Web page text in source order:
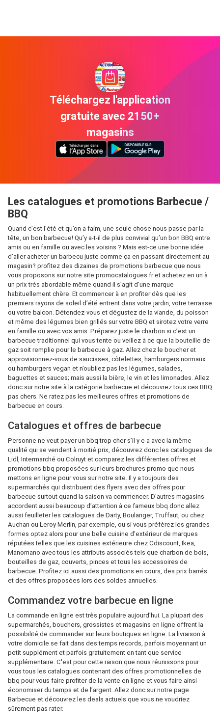
Téléchargez l'application
gratuite avec 2150+
magasins
Les catalogues et promotions Barbecue /
BBQ
Quand c’est l'été et qu’on a faim, une seule chose nous passe par la
tête, un bon barbecue! Qu’y a-t-il de plus convivial qu’un bon BBQ entre
amis ou en famille ou avec les voisins ? Mais est-ce une bonne idée
d’aller acheter un barbecu juste comme ça en passant directement au
magasin? profitez des dizaines de promotions barbecue que nous
vous proposons sur notre site promocatalogues.fr et achetez en un à
un prix très abordable même quand il s’agit d’une marque
habituellement chère. Et commencer à en profiter dès que les
premiers rayons de soleil d’été entrent dans votre jardin, votre terrasse
ou votre balcon. Détendez-vous et dégustez de la viande, du poisson
et même des légumes bien grillés sur votre BBQ et sirotez votre verre
en famille ou avec vos amis. Préparez juste le charbon si c’est un
barbecue traditionnel qui vous tente ou veillez à ce que la bouteille de
gaz soit remplie pour le barbecue à gaz. Allez chez le boucher et
approvisionnez-vous de saucisses, côtelettes, hamburgers normaux
ou hamburgers vegan et n’oubliez pas les légumes, salades,
baguettes et sauces; mais aussi la bière, le vin et les limonades. Allez
donc sur notre site à la catégorie barbecue et découvrez tous ces BBQ
pas chers. Ne ratez pas les meilleures offres et promotions de
barbecue en cours.
Catalogues et offres de barbecue
Personne ne veut payer un bbq trop cher s’il y e a avec la même
qualité qui se vendent à moitié prix, découvrez donc les catalogues de
Lidl, Intermarché ou Colruyt et comparez les différentes offres et
promotions bbq proposées sur leurs brochures promo que nous
mettons en ligne pour vous sur notre site. Il y a toujours des
supermarchés qui distribuent des flyers avec des offres pour
barbecue surtout quand la saison va commencer. D'autres magasins
accordent aussi beaucoup d’attention à ce fameux bbq donc allez
aussi feuilleter les catalogues de Darty, Boulanger, Truffaut, ou chez
Auchan ou Leroy Merlin, par exemple, ou si vous préférez les grandes
formes optez alors pour une belle cuisine d’extérieur de marques
réputées telles que les cuisines extérieure chez Cdiscount, Ikea,
Manomano avec tous les attributs associés tels que charbon de bois,
bouteilles de gaz, couverts, pinces et tous les accessoires de
barbecue. Profitez ici aussi des promotions en cours, des prix barrés
et des offres proposées lors des soldes annuelles.
Commandez votre barbecue en ligne
La commande en ligne est très populaire aujourd’hui. La plupart des
supermarchés, bouchers, grossistes et magasins en ligne offrent la
possibilité de commander sur leurs boutiques en ligne. La livraison à
votre domicile se fait dans des temps records, parfois moyennant un
petit supplément et parfois gratuitement en tant que service
supplémentaire. C'est pour cette raison que nous réunissons pour
vous tous les catalogues contenant des offres promotionnelles de
bbq pour vous faire profiter de la vente en ligne et vous faire ainsi
économiser du temps et de l’argent. Allez donc sur notre page
Barbecue et découvrez les deals actuels que vous ne voudriez
sûrement pas rater.